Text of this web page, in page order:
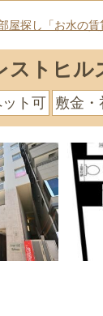
屋探し「お水の賃
ストヒル
ト可 敷金・